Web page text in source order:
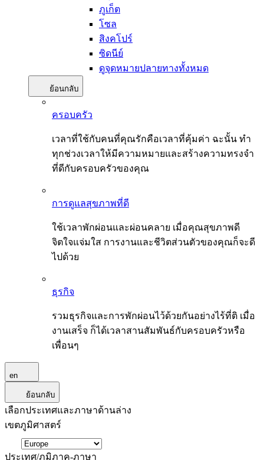
ภูเก็ต
โซล
สิงคโปร์
ซิดนีย์
ดูจุดหมายปลายทางทั้งหมด
ย้อนกลับ
ครอบครัว
เวลาที่ใช้กับคนที่คุณรักคือเวลาที่คุ้มค่า ฉะนั้น ทำ
ทุกช่วงเวลาให้มีความหมายและสร้างความทรงจำ
ที่ดีกับครอบครัวของคุณ
การดูแลสุขภาพที่ดี
ใช้เวลาพักผ่อนและผ่อนคลาย เมื่อคุณสุขภาพดี
จิตใจแจ่มใส การงานและชีวิตส่วนตัวของคุณก็จะดี
ไปด้วย
ธุรกิจ
รวมธุรกิจและการพักผ่อนไว้ด้วยกันอย่างไร้ที่ติ เมื่อ
งานเสร็จ ก็ได้เวลาสานสัมพันธ์กับครอบครัวหรือ
เพื่อนๆ
en
ย้อนกลับ
เลือกประเทศและภาษาด้านล่าง
เขตภูมิศาสตร์
ประเทศ/ภูมิภาค-ภาษา